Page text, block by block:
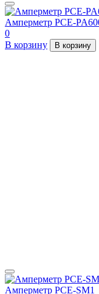
Амперметр PCE-
0
В корзину
В корзину
Амперметр PCE-SM1